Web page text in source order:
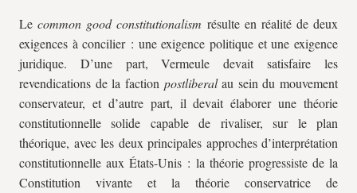
Lecommon good constitutionalism résulte en réalité de deux
exigences à concilier : une exigence politique et une exigence
juridique. D’une part, Vermeule devait satisfaire les
revendications de la faction postliberalau sein du mouvement
conservateur, et d’autre part, il devait élaborer une théorie
constitutionnelle solide capable de rivaliser, sur le plan
théorique, avec les deux principales approches d’interprétation
constitutionnelle aux États-Unis : la théorie progressiste de la
Constitution vivante et la théorie conservatrice de